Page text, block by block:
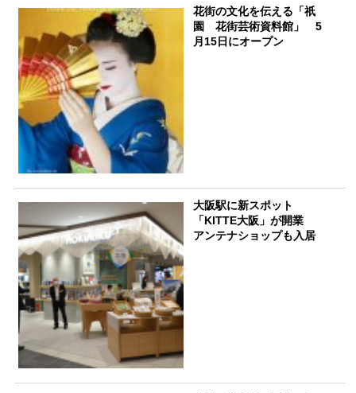
花街の文化を伝える「祇
園 花街芸術資料館」 5
月15日にオープン
大阪駅に新スポット
「KITTE大阪」が開業
アンテナショップも入居